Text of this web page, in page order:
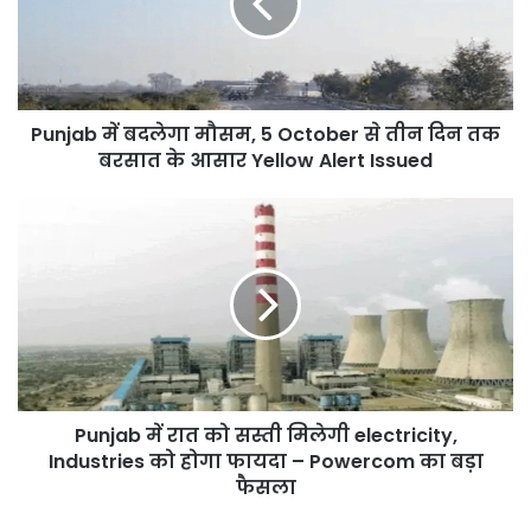
तीन
दिन
तकPunjab में बदलेगा मौसम, 5 October से तीन दिन तक
बरसात के आसार Yellow Alert Issued
electricity,
Industries
को
फायदा
Punjab में रात को सस्ती मिलेगी electricity,
Industries को होगा फायदा – Powercom का बड़ा
फैसला